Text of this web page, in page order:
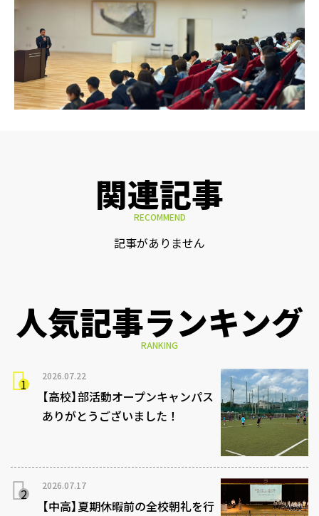
関連記事
RECOMMEND
記事がありません
人気記事ランキング
RANKING
2026.07.22
【高校】部活動オープンキャンパス
ありがとうございました！
2026.07.17
【中高】夏期休暇前の全校朝礼を行